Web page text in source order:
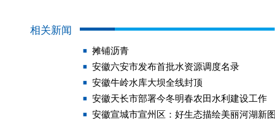
相关新闻
摊铺沥青
安徽六安市发布首批水资源调度名录
安徽牛岭水库大坝全线封顶
安徽天长市部署今冬明春农田水利建设工作
安徽宣城市宣州区：好生态描绘美丽河湖新